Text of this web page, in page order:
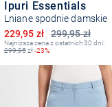
Ipuri Essentials
Lniane spodnie damskie
299,95 zł
Obniżona cena
229,95 zł
Najniższa cena z ostatnich 30 dni:
299,95zł-23%